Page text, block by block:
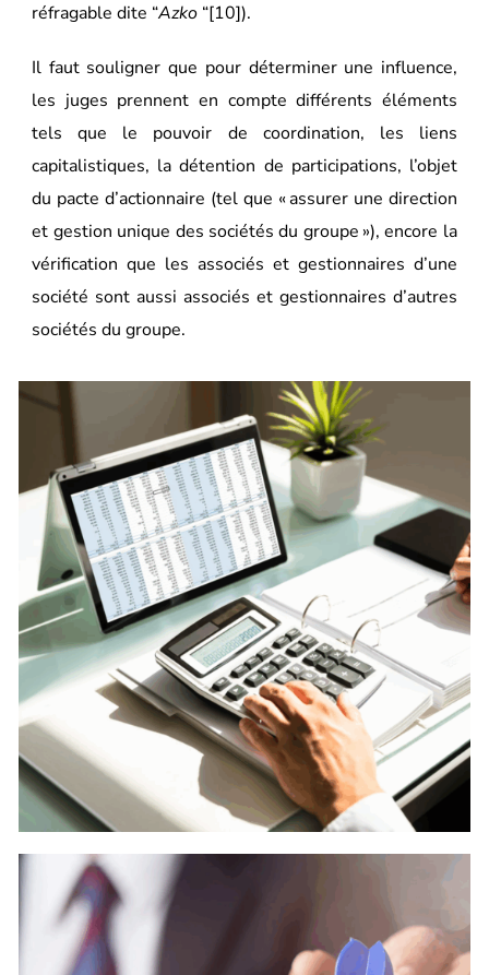
réfragable dite “Azko “[10]).
Il faut souligner que pour déterminer une influence,
les juges prennent en compte différents éléments
tels que le pouvoir de coordination, les liens
capitalistiques, la détention de participations, l’objet
du pacte d’actionnaire (tel que «assurer une direction
et gestion unique des sociétés du groupe »), encore la
vérification que les associés et gestionnaires d’une
société sont aussi associés et gestionnaires d’autres
sociétés du groupe.